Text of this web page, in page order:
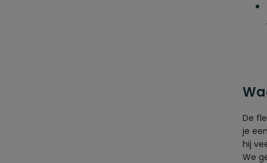
De
je
hij
We